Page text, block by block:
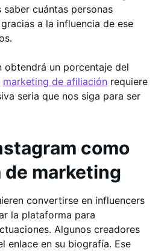
cuántas personas
a la influencia de ese
obtendrá un porcentaje del
marketing de afiliación requiere
seria que nos siga para ser
como
marketing
convertirse en influencers
la plataforma para
Algunos creadores
enlace en su biografía. Ese